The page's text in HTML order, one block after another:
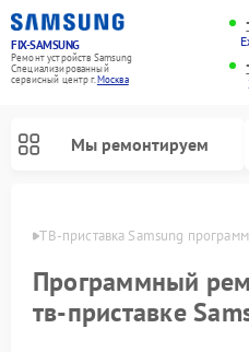
FIX-SAMSUNG
Ремонт устройств Samsung
Специализированный
cервисный центр г.Москва
Мы ремонтируем
ТВ-приставка Samsung
Программный
тв-приставке